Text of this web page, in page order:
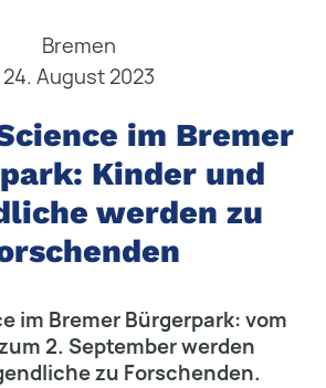
Bremen
24. August 2023
im Bremer
Kinder und
werden zu
im Bremer Bürgerpark: vom
2. September werden
zu Forschenden.